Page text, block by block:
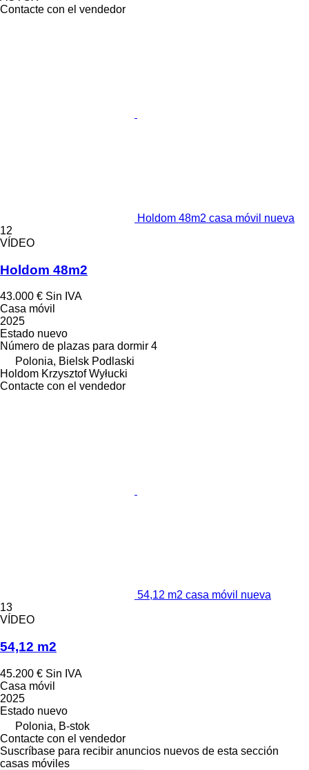
Contacte con el vendedor
Holdom 48m2 casa móvil nueva
12
VÍDEO
Holdom 48m2
43.000 € Sin IVA
Casa móvil
2025
Estado nuevo
Número de plazas para dormir 4
Polonia, Bielsk Podlaski
Holdom Krzysztof Wyłucki
Contacte con el vendedor
54,12 m2 casa móvil nueva
13
VÍDEO
54,12 m2
45.200 € Sin IVA
Casa móvil
2025
Estado nuevo
Polonia, B-stok
Contacte con el vendedor
Suscríbase para recibir anuncios nuevos de esta sección
casas móviles